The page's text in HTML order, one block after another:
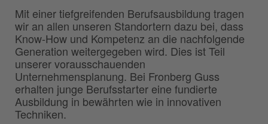
Mit einer tiefgreifenden Berufsausbildung tragen
wir an allen unseren Standortern dazu bei, dass
Know-How und Kompetenz an die nachfolgende
Generation weitergegeben wird. Dies ist Teil
unserer vorausschauenden
Unternehmensplanung. Bei Fronberg Guss
erhalten junge Berufsstarter eine fundierte
Ausbildung in bewährten wie in innovativen
Techniken.